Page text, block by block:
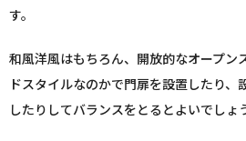
す。
和風洋風はもちろん、開放的なオープン
ドスタイルなのかで門扉を設置したり、
したりしてバランスをとるとよいでしょう